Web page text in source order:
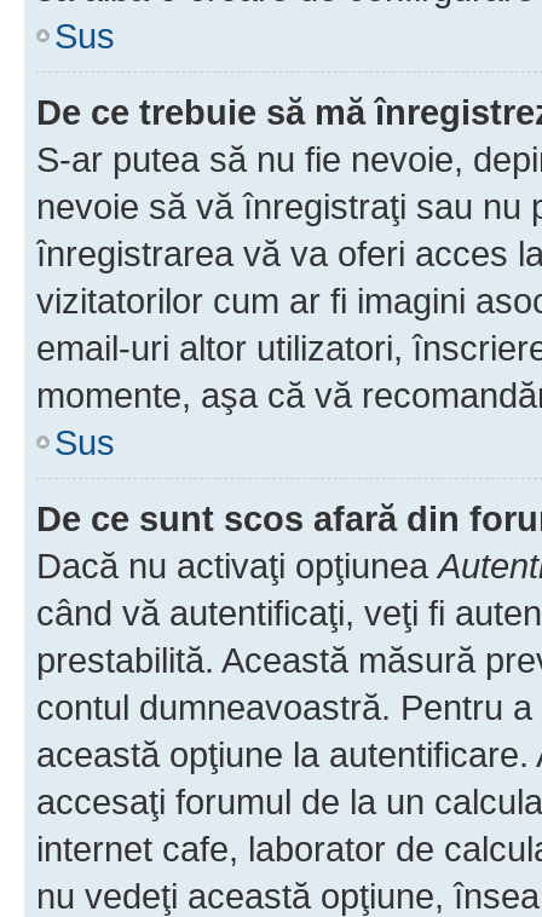
Sus
De ce trebuie să mă
S-ar putea să nu fie nevoie,
nevoie să vă înregistraţi sau nu
înregistrarea vă va oferi acces
vizitatorilor cum ar fi imagini
email-uri altor utilizatori,
momente, aşa că vă
Sus
De ce sunt scos afară din
Dacă nu activaţi opţiunea
când vă autentificaţi, veţi fi
prestabilită. Această măsură
contul dumneavoastră. Pentru
această opţiune la
accesaţi forumul de la un
internet cafe, laborator de
nu vedeţi această opţiune,